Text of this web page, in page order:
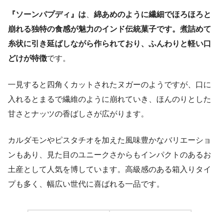
『ソーンパプディ』は
綿あめのように繊細でほろほろと
崩れる独特の食感が魅力のインド伝統菓子です。煮詰めて
糸状に引き延ばしながら作られており、ふんわりと軽い口
どけが特徴です。
一見すると四角くカットされたヌガーのようですが、口に
入れるとまるで繊維のように崩れていき、ほんのりとした
甘さとナッツの香ばしさが広がります。
カルダモンやピスタチオを加えた風味豊かなバリエーショ
ンもあり、見た目のユニークさからもインパクトのあるお
土産として人気を博しています。高級感のある箱入りタイ
プも多く、幅広い世代に喜ばれる一品です。